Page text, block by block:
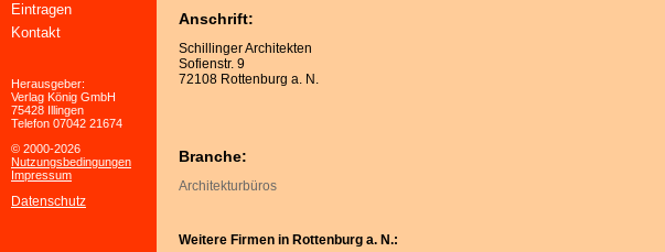
Eintragen
Kontakt
Herausgeber:
Verlag König GmbH
75428 Illingen
Telefon 07042 21674
© 2000-2026
Nutzungsbedingungen
Impressum
Datenschutz
Anschrift:
Schillinger Architekten
Sofienstr. 9
72108 Rottenburg a. N.
Branche:
Architekturbüros
Weitere Firmen in Rottenburg a. N.: